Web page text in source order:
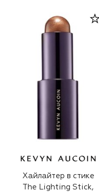
Хайлайтер в стике
The Lighting Stick,